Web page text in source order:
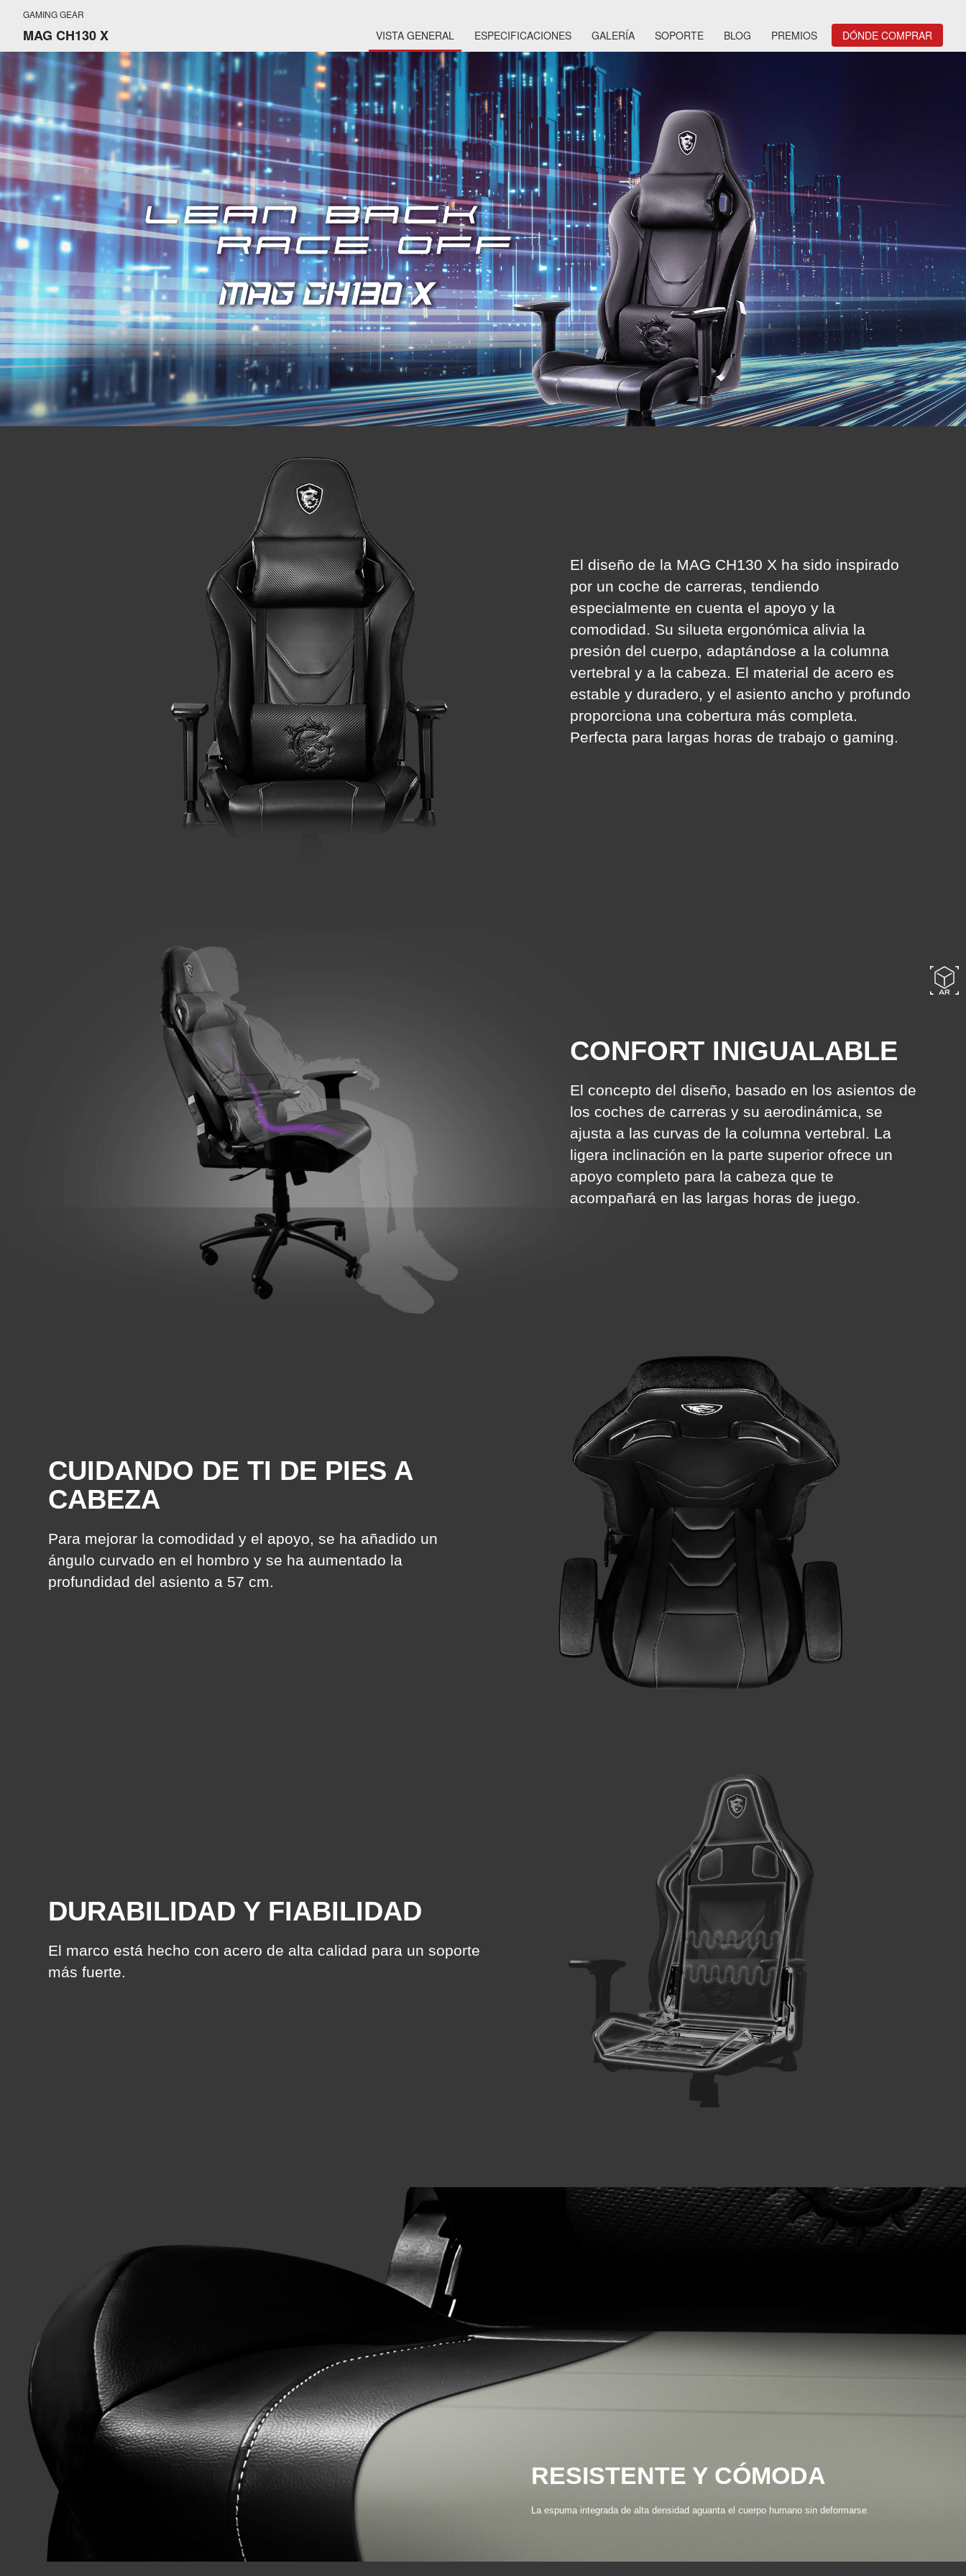
GAMING GEAR
MAG CH130 X VISTA GENERAL ESPECIFICACIONES GALERÍA SOPORTE BLOG PREMIOS DÓNDE COMPRAR
El diseño de la MAG CH130 X ha sido inspirado
por un coche de carreras, tendiendo
especialmente en cuenta el apoyo y la
comodidad. Su silueta ergonómica alivia la
presión del cuerpo, adaptándose a la columna
vertebral y a la cabeza. El material de acero es
estable y duradero, y el asiento ancho y profundo
proporciona una cobertura más completa.
Perfecta para largas horas de trabajo o gaming.
CONFORT INIGUALABLE
El concepto del diseño, basado en los asientos de
los coches de carreras y su aerodinámica, se
ajusta a las curvas de la columna vertebral. La
ligera inclinación en la parte superior ofrece un
apoyo completo para la cabeza que te
acompañará en las largas horas de juego.
CUIDANDO DE TI DE PIES A
CABEZA
Para mejorar la comodidad y el apoyo, se ha añadido un
ángulo curvado en el hombro y se ha aumentado la
profundidad del asiento a 57 cm.
DURABILIDAD Y FIABILIDAD
El marco está hecho con acero de alta calidad para un soporte
más fuerte.
RESISTENTE Y CÓMODA
La espuma integrada de alta densidad aguanta el cuerpo humano sin deformarse.